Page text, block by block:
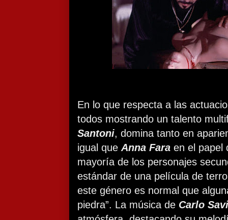
En lo que respecta a las
todos mostrando un talento
Santoni, domina tanto en
igual que Anna Fara en el papel
mayoría de los personajes
estándar de una película de
este género es normal que
piedra”. La música de Carlo